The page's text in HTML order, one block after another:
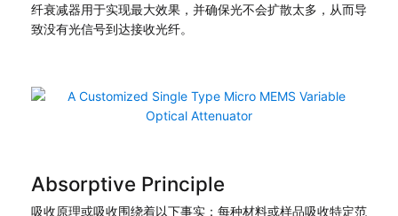
纤衰减器用于实现最大效果，并确保光不会扩散太多，从而导
致没有光信号到达接收光纤。
Absorptive Principle
吸收原理或吸收围绕着以下事实：每种材料或样品吸收特定范